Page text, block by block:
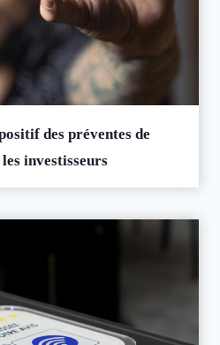
des préventes de
investisseurs